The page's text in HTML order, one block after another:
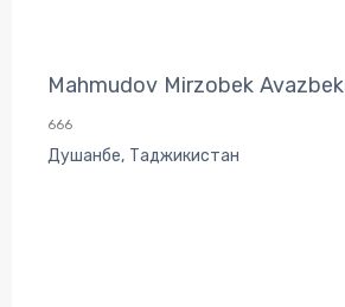
Mahmudov Mirzobek
666
Душанбе, Таджикистан